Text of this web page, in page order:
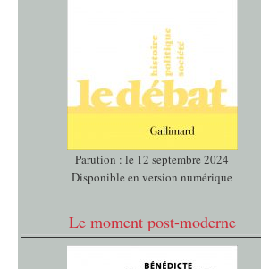
Parution : le 12 septembre 2024
Disponible en version numérique
Le moment post-moderne